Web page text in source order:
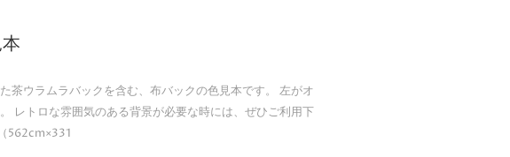
茶ウラムラバックを含む、布バックの色見本です。 左がオ
レトロな雰囲気のある背景が必要な時には、ぜひご利用下